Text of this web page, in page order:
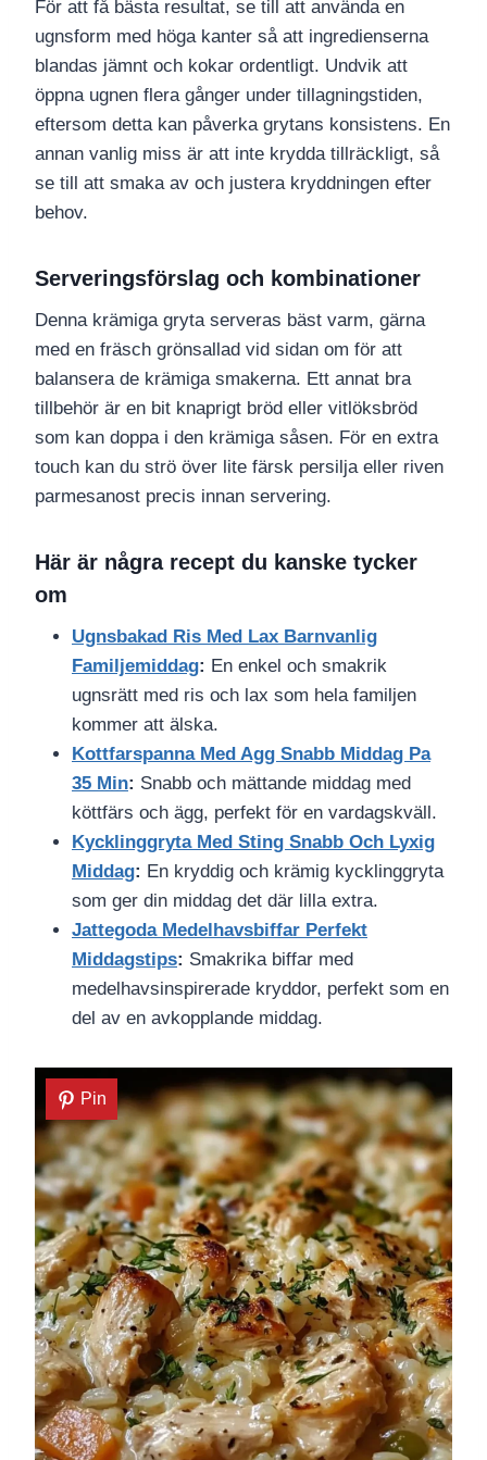
För att få bästa resultat, se till att använda en
ugnsform med höga kanter så att ingredienserna
blandas jämnt och kokar ordentligt. Undvik att
öppna ugnen flera gånger under tillagningstiden,
eftersom detta kan påverka grytans konsistens. En
annan vanlig miss är att inte krydda tillräckligt, så
se till att smaka av och justera kryddningen efter
behov.
Serveringsförslag och kombinationer
Denna krämiga gryta serveras bäst varm, gärna
med en fräsch grönsallad vid sidan om för att
balansera de krämiga smakerna. Ett annat bra
tillbehör är en bit knaprigt bröd eller vitlöksbröd
som kan doppa i den krämiga såsen. För en extra
touch kan du strö över lite färsk persilja eller riven
parmesanost precis innan servering.
Här är några recept du kanske tycker
om
Ugnsbakad Ris Med Lax Barnvanlig
Familjemiddag: En enkel och smakrik
ugnsrätt med ris och lax som hela familjen
kommer att älska.
Kottfarspanna Med Agg Snabb Middag Pa
35 Min: Snabb och mättande middag med
köttfärs och ägg, perfekt för en vardagskväll.
Kycklinggryta Med Sting Snabb Och Lyxig
Middag: En kryddig och krämig kycklinggryta
som ger din middag det där lilla extra.
Jattegoda Medelhavsbiffar Perfekt
Middagstips: Smakrika biffar med
medelhavsinspirerade kryddor, perfekt som en
del av en avkopplande middag.
Pin